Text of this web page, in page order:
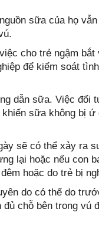
sữa của họ
cho trẻ ngậm
để kiểm soát
dẫn sữa. Việc đổi
sữa không bị ứ
sẽ có thể xảy ra
lại hoặc nếu con
hoặc do trẻ bị
do có thể do
chỗ bên trong vú